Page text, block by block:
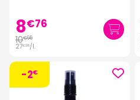
8€76
10€95
27€38/l.
-2€